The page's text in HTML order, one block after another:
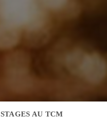
STAGES AU TCM